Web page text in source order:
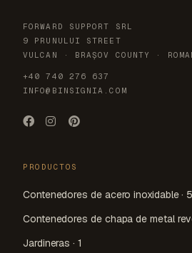
FORWARD SUPPORT SRL
9 PRUNULUI STREET
VULCAN · BRAȘOV COUNTY ·
+40 740 276 637
INFO@BINSIGNIA.COM
PRODUCTOS
Contenedores de acero inoxidable ·
Contenedores de chapa de metal
Jardineras · 1